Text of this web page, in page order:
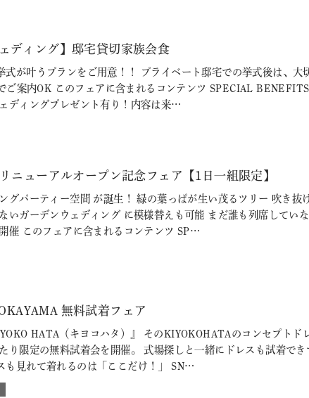
ディング】邸宅貸切家族会食
式が叶うプランをご用意！！ プライベート邸宅での挙式後は、
ご案内OK このフェアに含まれるコンテンツ SPECIAL
ディングプレゼント有り！内容は来…
ューアルオープン記念フェア【1日一組限定】
パーティー空間 が誕生！ 緑の葉っぱが生い茂るツリー 吹き抜
いガーデンウェディング に模様替えも可能 まだ誰も列席してい
催 このフェアに含まれるコンテンツ SP…
無料試着フェア
HATA（キヨコハタ）』 そのKIYOKOHATAのコンセプトド
り限定の無料試着会を開催。 式場探しと一緒にドレスも試着で
も見れて着れるのは「ここだけ！」 SN…